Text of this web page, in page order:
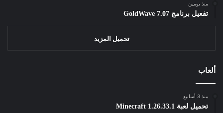
منذ يومين
تفعيل برنامج GoldWave 7.07
تحميل المزيد
ألعاب
منذ 3 أسابيع
تحميل لعبة Minecraft 1.26.33.1